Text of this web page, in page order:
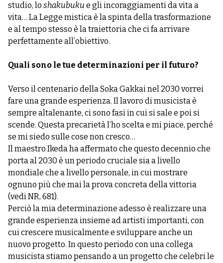
studio, lo shakubuku e gli incoraggiamenti da vita a
vita… La Legge mistica è la spinta della trasformazione
e al tempo stesso è la traiettoria che ci fa arrivare
perfettamente all’obiettivo.
Quali sono le tue determinazioni per il futuro?
Verso il centenario della Soka Gakkai nel 2030 vorrei
fare una grande esperienza. Il lavoro di musicista è
sempre altalenante, ci sono fasi in cui si sale e poi si
scende. Questa precarietà l’ho scelta e mi piace, perché
se mi siedo sulle cose non cresco…
Il maestro Ikeda ha affermato che questo decennio che
porta al 2030 è un periodo cruciale sia a livello
mondiale che a livello personale, in cui mostrare
ognuno più che mai la prova concreta della vittoria
(vedi NR, 681).
Perciò la mia determinazione adesso è realizzare una
grande esperienza insieme ad artisti importanti, con
cui crescere musicalmente e sviluppare anche un
nuovo progetto. In questo periodo con una collega
musicista stiamo pensando a un progetto che celebri le